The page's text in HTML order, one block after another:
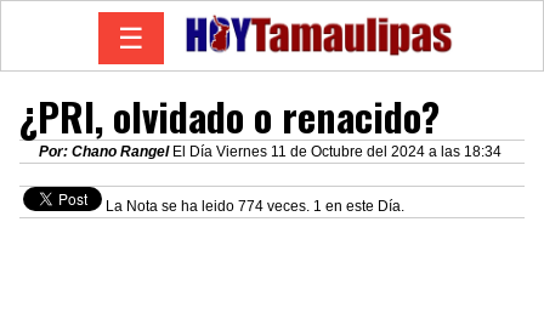
☰
¿PRI, olvidado o renacido?
Por: Chano RangelEl Día Viernes 11 de Octubre del 2024 a las 18:34
La Nota se ha leido 774 veces. 1 en este Día.